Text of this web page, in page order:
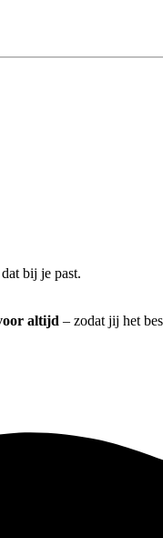
bij je past.
altijd – zodat jij het